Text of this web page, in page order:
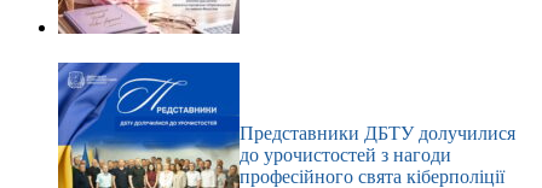
Представники ДБТУ долучилися
до урочистостей з нагоди
професійного свята кіберполіції